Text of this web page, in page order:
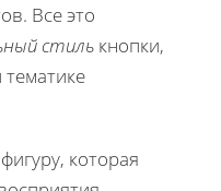
Все это
стиль кнопки,
которая